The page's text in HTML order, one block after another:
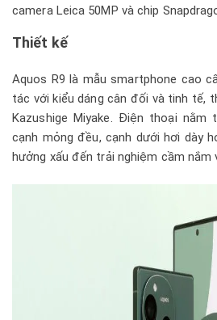
camera Leica 50MP và chip
Thiết kế
Aquos R9 là mẫu smartphone cao
tác với kiểu dáng cân đối và tinh tế,
Kazushige Miyake. Điện thoại nằm
cạnh mỏng đều, cạnh dưới hơi dày
hưởng xấu đến trải nghiệm cầm nắm